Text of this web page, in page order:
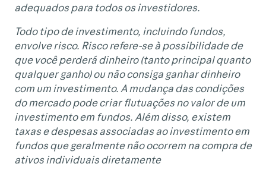
adequados para todos os investidores.
Todo tipo de investimento, incluindo fundos,
envolve risco. Risco refere-se à possibilidade de
que você perderá dinheiro (tanto principal quanto
qualquer ganho) ou não consiga ganhar dinheiro
com um investimento. A mudança das condições
do mercado pode criar flutuações no valor de um
investimento em fundos. Além disso, existem
taxas e despesas associadas ao investimento em
fundos que geralmente não ocorrem na compra de
ativos individuais diretamente